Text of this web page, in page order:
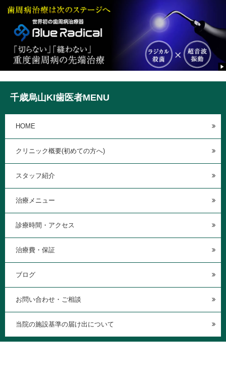
千歳烏山KI歯医者MENU
HOME
クリニック概要(初めての方へ)
スタッフ紹介
治療メニュー
診療時間・アクセス
治療費・保証
ブログ
お問い合わせ・ご相談
当院の施設基準の届け出について